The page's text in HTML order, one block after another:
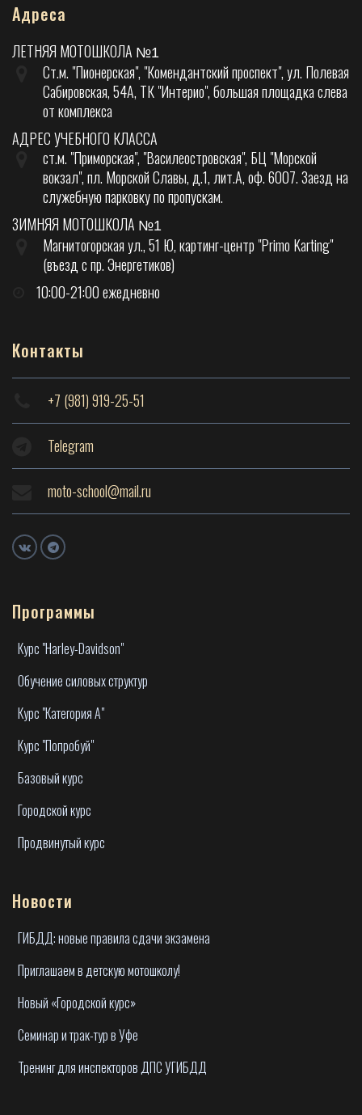
Адреса
ЛЕТНЯЯ МОТОШКОЛА №1
Ст.м. "Пионерская", "Комендантский проспект", ул. Полевая
Сабировская, 54А, ТК "Интерио", большая площадка слева
от комплекса
АДРЕС УЧЕБНОГО КЛАССА
ст.м. "Приморская", "Василеостровская", БЦ "Морской
вокзал", пл. Морской Славы, д.1, лит.А, оф. 6007. Заезд на
служебную парковку по пропускам.
ЗИМНЯЯ МОТОШКОЛА №1
Магнитогорская ул., 51 Ю, картинг-центр "Primo Karting"
(въезд с пр. Энергетиков)
10:00-21:00 ежедневно
Контакты
+7 (981) 919-25-51
Telegram
moto-school@mail.ru
Программы
Курс "Harley-Davidson"
Обучение силовых структур
Курс "Категория А"
Курс "Попробуй"
Базовый курс
Городской курс
Продвинутый курс
Новости
ГИБДД: новые правила сдачи экзамена
Приглашаем в детскую мотошколу!
Новый «Городской курс»
Семинар и трак-тур в Уфе
Тренинг для инспекторов ДПС УГИБДД